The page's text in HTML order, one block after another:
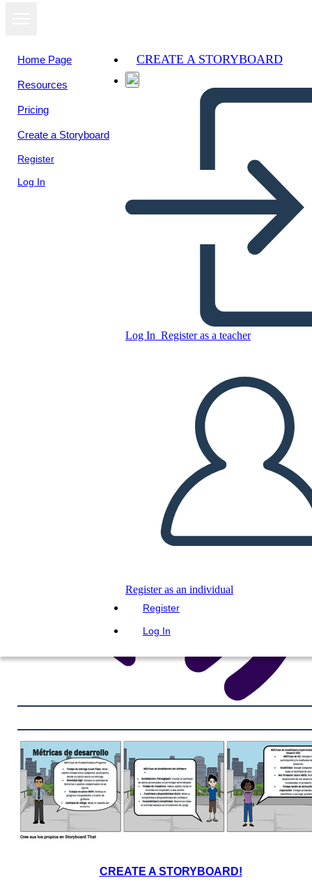
Home Page
Resources
Pricing
Create a Storyboard
Register
Log In
CREATE A STORYBOARD
Log In Register as a teacher
Register as an individual
Register
Log In
Copy this Storyboard
PLAY SLIDESHOW
READ TO ME
View as
slideshow
CREATE A STORYBOARD!